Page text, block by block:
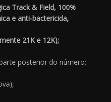
Track & Field, 100%
e anti-bactericida,
21K e 12K);
posterior do número;